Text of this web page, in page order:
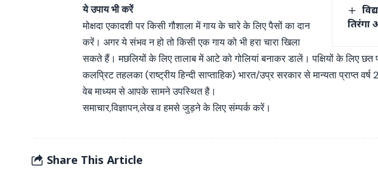
तिरंगा
ये उपाय भी करें
मोक्षदा एकादशी पर किसी गौशाला में गाय के चारे के लिए पैसों का दान
करें। अगर ये संभव न हो तो किसी एक गाय को भी हरा चारा खिला
सकते हैं। मछलियों के लिए तालाब में आटे को गोलियां बनाकर डालें। पक्षियों के लिए छत
कलप्रिट तहलका (राष्ट्रीय हिन्दी साप्ताहिक) भारत/उप्र सरकार से मान्यता
वेब माध्यम से आपके सामने उपस्थित है।
समाचार,विज्ञापन,लेख व हमसे जुड़ने के लिए संम्पर्क करें।
Share This Article